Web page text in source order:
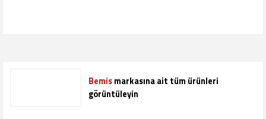
Bemismarkasına ait tüm ürünleri
görüntüleyin